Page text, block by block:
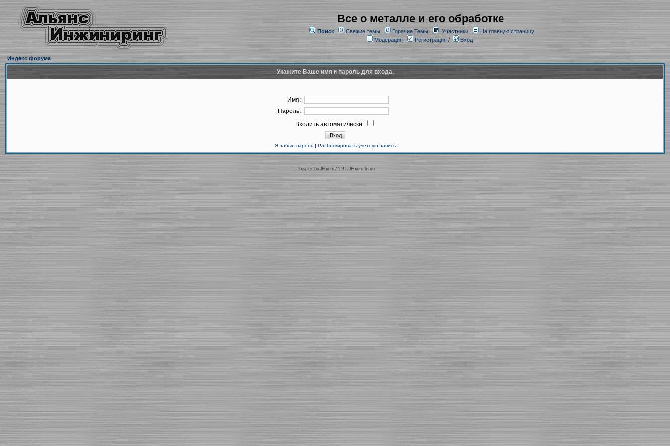
Все о металле и его обработке
Поиск Свежие темы Горячие Темы Участники
На главную страницу
Модерация
Регистрация/ Вход
Индекс форума
Укажите Ваше имя и пароль для входа.
Имя:
Пароль:
Входить автоматически:
Я забыл пароль| Разблокировать учетную запись
Powered byJForum 2.1.9©JForum Team